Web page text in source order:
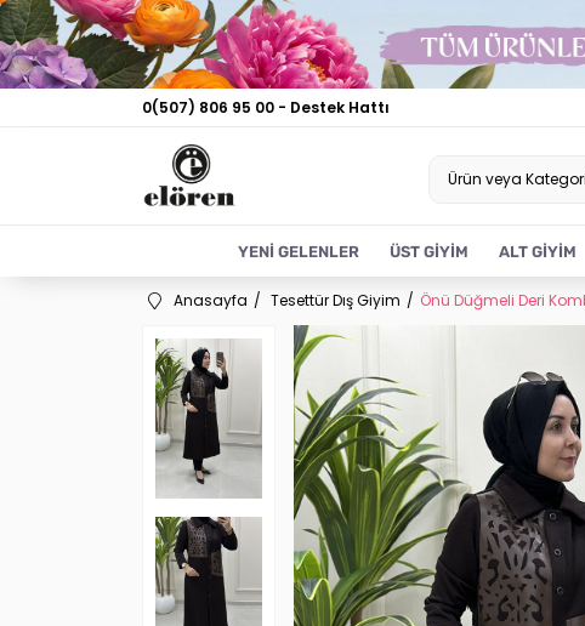
0(507) 806 95 00 - Destek Hattı
YENİ GELENLER ÜST GİYİM ALT GİYİM
Anasayfa Tesettür Dış Giyim Önü Düğmeli Deri